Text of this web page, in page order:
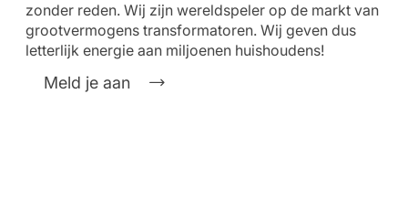
zonder reden. Wij zijn wereldspeler op de markt van
grootvermogens transformatoren. Wij geven dus
letterlijk energie aan miljoenen huishoudens!
Meld je aan